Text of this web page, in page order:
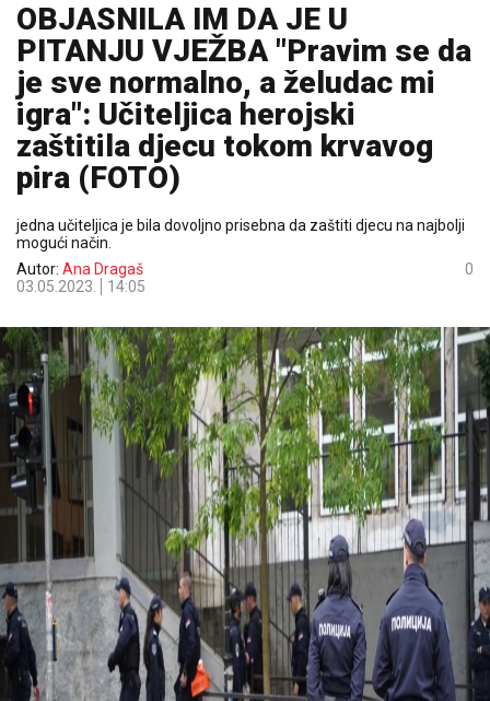
OBJASNILA IM DA JE U
PITANJU VJEŽBA "Pravim se da
je sve normalno, a želudac mi
igra": Učiteljica herojski
zaštitila djecu tokom krvavog
pira (FOTO)
jedna učiteljica je bila dovoljno prisebna da zaštiti djecu na najbolji
mogući način.
Autor: Ana Dragaš
03.05.2023.
14:05
0